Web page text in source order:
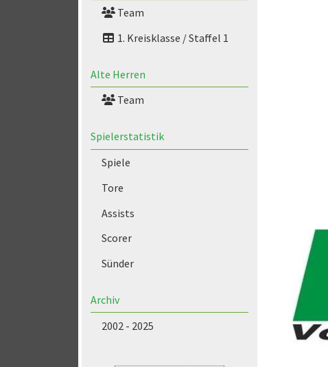
Team
1. Kreisklasse / Staffel 1
Alte Herren
Team
Spielerstatistik
Spiele
Tore
Assists
Scorer
Sünder
Archiv
2002 - 2025